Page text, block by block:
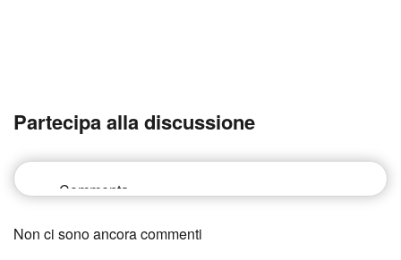
Partecipa alla discussione
Non ci sono ancora commenti